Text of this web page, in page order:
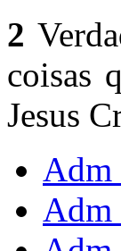
2
coisas
Jesus
Adm
Adm